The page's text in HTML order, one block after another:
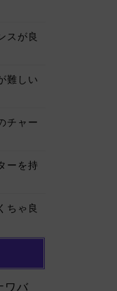
スが良
難しい
チャー
ーを持
ちゃ良
ワバ